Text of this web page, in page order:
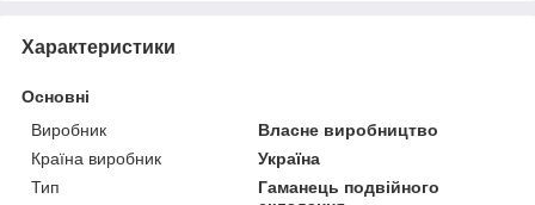
Характеристики
Основні
Виробник
Власне виробництво
Країна виробник
Україна
Тип
Гаманець подвійного